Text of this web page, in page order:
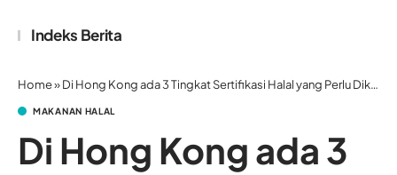
Indeks Berita
Home»Di Hong Kong ada 3 Tingkat Sertifikasi Halal yang Perlu Diketahui Komunitas Muslim
MAKANAN HALAL
Di Hong Kong ada 3